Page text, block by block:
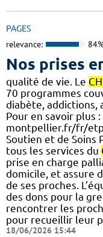
PAGES
relevance:
Nos prises
qualité de vie. Le
70 programmes
diabète,
Pour en savoir plus
montpellier.fr/fr/etp
Soutien et de Soins
tous les services du
prise en charge
domicile, et assure
de ses proches.
des dons pour la
rencontrer les
pour recueillir leur
18/06/2026 15:44